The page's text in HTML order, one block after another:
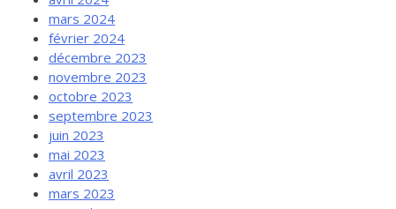
mars 2024
février 2024
décembre 2023
novembre 2023
octobre 2023
septembre 2023
juin 2023
mai 2023
avril 2023
mars 2023